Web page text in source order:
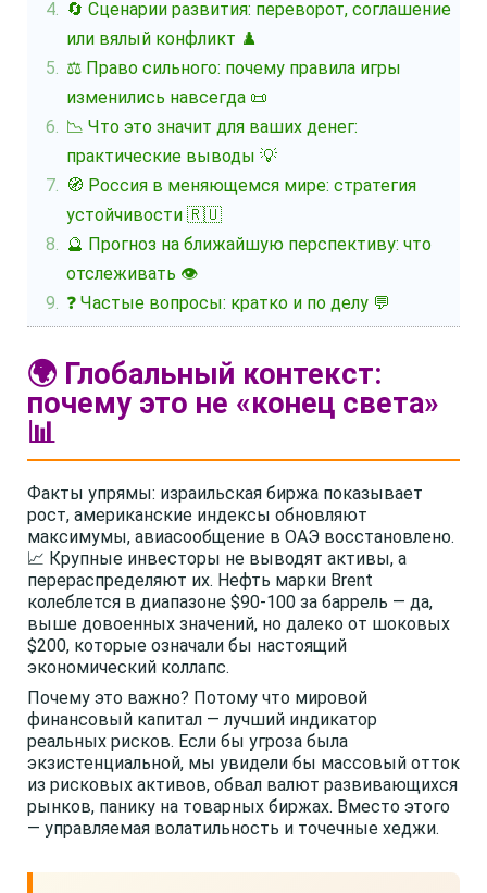
🔄 Сценарии развития: переворот, соглашение
или вялый конфликт ♟️
⚖️ Право сильного: почему правила игры
изменились навсегда 📜
📉 Что это значит для ваших денег:
практические выводы 💡
🧭 Россия в меняющемся мире: стратегия
устойчивости 🇷🇺
🔮 Прогноз на ближайшую перспективу: что
отслеживать 👁️
❓ Частые вопросы: кратко и по делу 💬
🌍 Глобальный контекст:
почему это не «конец света»
📊
Факты упрямы: израильская биржа показывает
рост, американские индексы обновляют
максимумы, авиасообщение в ОАЭ восстановлено.
📈 Крупные инвесторы не выводят активы, а
перераспределяют их. Нефть марки Brent
колеблется в диапазоне $90-100 за баррель — да,
выше довоенных значений, но далеко от шоковых
$200, которые означали бы настоящий
экономический коллапс.
Почему это важно? Потому что мировой
финансовый капитал — лучший индикатор
реальных рисков. Если бы угроза была
экзистенциальной, мы увидели бы массовый отток
из рисковых активов, обвал валют развивающихся
рынков, панику на товарных биржах. Вместо этого
— управляемая волатильность и точечные хеджи.